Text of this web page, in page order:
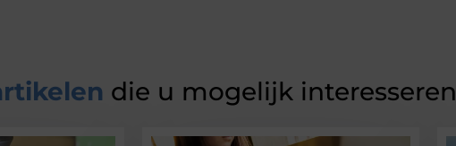
die u mogelijk interesseren